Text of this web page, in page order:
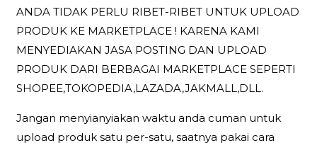
ANDA TIDAK PERLU RIBET-RIBET UNTUK UPLOAD
PRODUK KE MARKETPLACE ! KARENA KAMI
MENYEDIAKAN JASA POSTING DAN UPLOAD
PRODUK DARI BERBAGAI MARKETPLACE SEPERTI
SHOPEE,TOKOPEDIA,LAZADA,JAKMALL,DLL.
Jangan menyianyiakan waktu anda cuman untuk
upload produk satu per-satu, saatnya pakai cara